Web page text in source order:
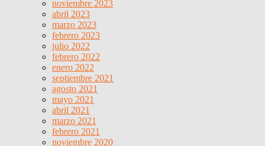
noviembre 2023
abril 2023
marzo 2023
febrero 2023
julio 2022
febrero 2022
enero 2022
septiembre 2021
agosto 2021
mayo 2021
abril 2021
marzo 2021
febrero 2021
noviembre 2020